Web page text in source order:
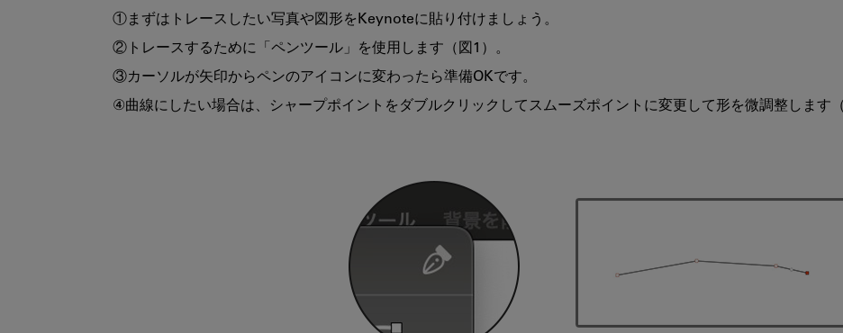
っ
て
よ
う
①まずはトレースしたい写真や図形をKeynoteに貼り付けましょう。
②トレースするために「ペンツール」を使用します（図1）。
③カーソルが矢印からペンのアイコンに変わったら準備OKです。
④曲線にしたい場合は、シャープポイントをダブルクリックしてスムーズポイントに変更して形を微調整します（